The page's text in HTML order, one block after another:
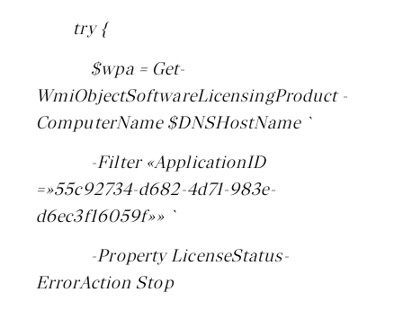
try {
$wpa = Get-
WmiObjectSoftwareLicensingProduct -
ComputerName $DNSHostName `
-Filter «ApplicationID
=»55c92734-d682-4d71-983e-
d6ec3f16059f»» `
-Property LicenseStatus-
ErrorAction Stop